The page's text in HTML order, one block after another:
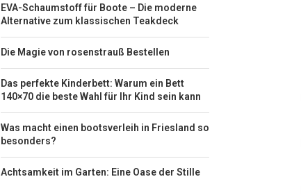
EVA-Schaumstoff für Boote – Die moderne
Alternative zum klassischen Teakdeck
Die Magie von rosenstrauß Bestellen
Das perfekte Kinderbett: Warum ein Bett
140×70 die beste Wahl für Ihr Kind sein kann
Was macht einen bootsverleih in Friesland so
besonders?
Achtsamkeit im Garten: Eine Oase der Stille